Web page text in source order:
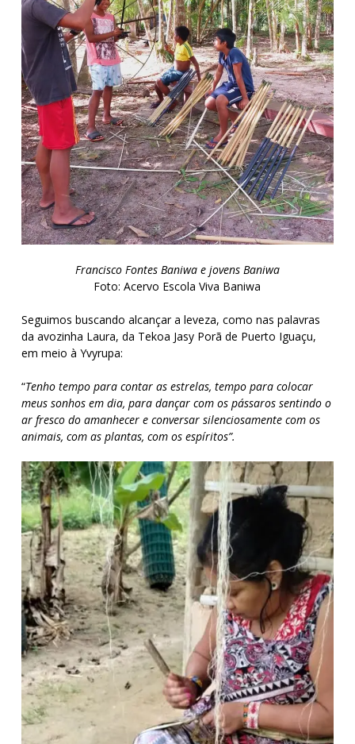
Francisco Fontes Baniwa e jovens Baniwa
Foto: Acervo Escola Viva Baniwa
Seguimos buscando alcançar a leveza, como nas palavras
da avozinha Laura, da Tekoa Jasy Porã de Puerto Iguaçu,
em meio à Yvyrupa:
“Tenho tempo para contar as estrelas, tempo para colocar
meus sonhos em dia, para dançar com os pássaros sentindo o
ar fresco do amanhecer e conversar silenciosamente com os
animais, com as plantas, com os espíritos”.